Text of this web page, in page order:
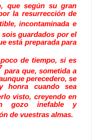
que según su gran
la resurrección de
incontaminada e
sois guardados por el
está preparada para
de tiempo, si es
para que, sometida a
perecedero, se
honra cuando sea
visto, creyendo en
gozo inefable y
de vuestras almas.